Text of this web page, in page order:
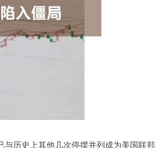
历史上其他几次停摆并列成为美国联邦
-6.85 -0.15%